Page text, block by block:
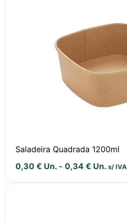
Saladeira Quadrada 1200ml
0,30 € Un. - 0,34 € Un. s/ IVA